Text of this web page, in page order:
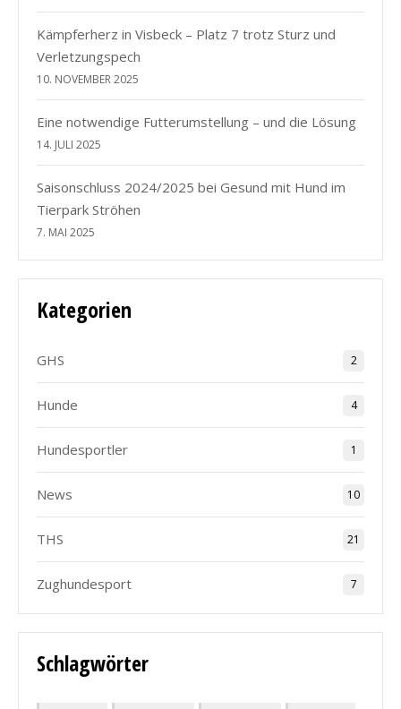
Kämpferherz in Visbeck – Platz 7 trotz Sturz und
Verletzungspech
10. NOVEMBER 2025
Eine notwendige Futterumstellung – und die Lösung
14. JULI 2025
Saisonschluss 2024/2025 bei Gesund mit Hund im
Tierpark Ströhen
7. MAI 2025
Kategorien
GHS 2
Hunde 4
Hundesportler 1
News 10
THS 21
Zughundesport 7
Schlagwörter